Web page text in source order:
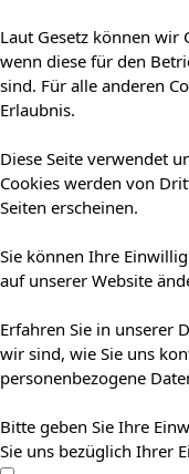
Laut Gesetz können wir
wenn diese für den
sind. Für alle anderen
Erlaubnis.
Diese Seite verwendet
Cookies werden von
Seiten erscheinen.
Sie können Ihre
auf unserer Website
Erfahren Sie in unserer
wir sind, wie Sie uns
personenbezogene
Bitte geben Sie Ihre
Sie uns bezüglich Ihrer